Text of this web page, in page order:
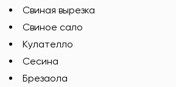
Свиная вырезка
Свиное сало
Кулателло
Сесина
Брезаола